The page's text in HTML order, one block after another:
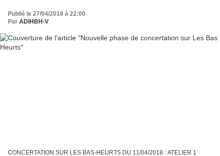
Publié le 27/04/2018 à 22:00
Par ADIHBH-V
CONCERTATION SUR LES BAS-HEURTS DU 11/04/2018 : ATELIER 1